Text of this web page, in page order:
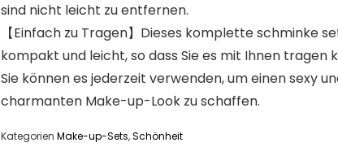
sind nicht leicht zu entfernen.
【Einfach zu Tragen】Dieses komplette schminke
kompakt und leicht, so dass Sie es mit Ihnen tragen
Sie können es jederzeit verwenden, um einen sexy
charmanten Make-up-Look zu schaffen.
Kategorien Make-up-Sets,Schönheit